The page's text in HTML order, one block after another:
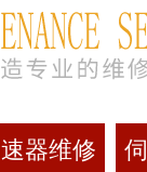
器维修